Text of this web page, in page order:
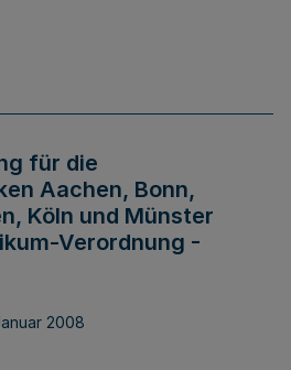
für die
Aachen, Bonn,
Köln und Münster
Verordnung -
2008